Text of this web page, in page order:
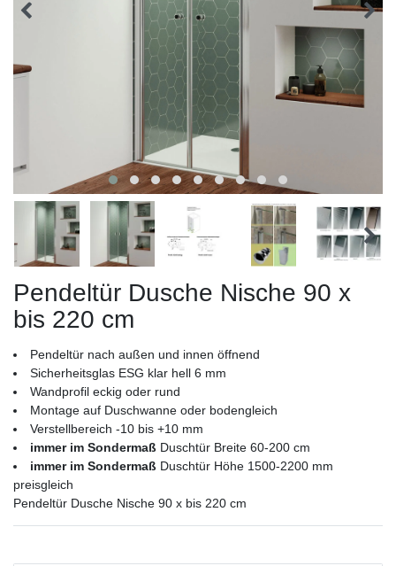
Pendeltür Dusche Nische 90 x
bis 220 cm
Pendeltür nach außen und innen öffnend
Sicherheitsglas ESG klar hell 6 mm
Wandprofil eckig oder rund
Montage auf Duschwanne oder bodengleich
Verstellbereich -10 bis +10 mm
immer im Sondermaß Duschtür Breite 60-200 cm
immer im Sondermaß Duschtür Höhe 1500-2200 mm
preisgleich
Pendeltür Dusche Nische 90 x bis 220 cm